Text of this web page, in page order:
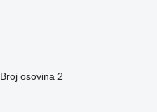
Broj osovina 2